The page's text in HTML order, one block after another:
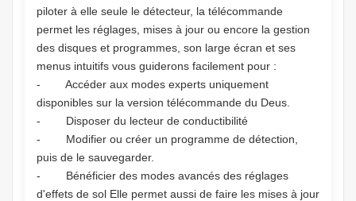
piloter à elle seule le détecteur, la télécommande
permet les réglages, mises à jour ou encore la gestion
des disques et programmes, son large écran et ses
menus intuitifs vous guiderons facilement pour :
- Accéder aux modes experts uniquement
disponibles sur la version télécommande du Deus.
- Disposer du lecteur de conductibilité
- Modifier ou créer un programme de détection,
puis de le sauvegarder.
- Bénéficier des modes avancés des réglages
d'effets de sol Elle permet aussi de faire les mises à jour